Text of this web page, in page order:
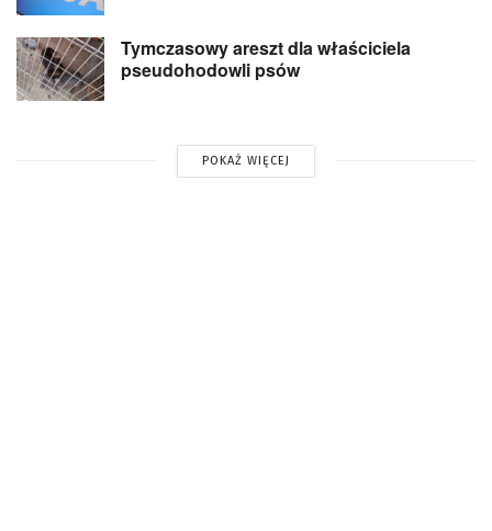
Tymczasowy areszt dla właściciela
pseudohodowli psów
POKAŻ WIĘCEJ